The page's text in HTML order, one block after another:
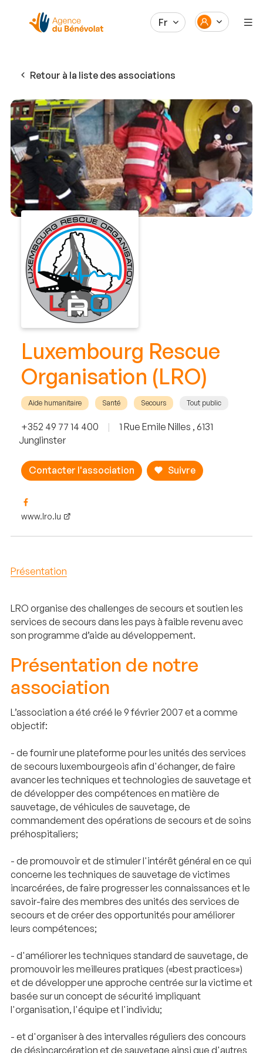
Fr
Retour à la liste des associations
Luxembourg Rescue
Organisation (LRO)
Aide humanitaire Santé Secours Tout public
+352 49 77 14 400 |
1 Rue Emile Nilles , 6131
Junglinster
Contacter l'association Suivre
www.lro.lu
Présentation
LRO organise des challenges de secours et soutien les
services de secours dans les pays à faible revenu avec
son programme d’aide au développement.
Présentation de notre
association
L’association a été créé le 9 février 2007 et a comme
objectif:
- de fournir une plateforme pour les unités des services
de secours luxembourgeois afin d'échanger, de faire
avancer les techniques et technologies de sauvetage et
de développer des compétences en matière de
sauvetage, de véhicules de sauvetage, de
commandement des opérations de secours et de soins
préhospitaliers;
- de promouvoir et de stimuler l'intérêt général en ce qui
concerne les techniques de sauvetage de victimes
incarcérées, de faire progresser les connaissances et le
savoir-faire des membres des unités des services de
secours et de créer des opportunités pour améliorer
leurs compétences;
- d'améliorer les techniques standard de sauvetage, de
promouvoir les meilleures pratiques («best practices»)
et de développer une approche centrée sur la victime et
basée sur un concept de sécurité impliquant
l'organisation, l'équipe et l'individu;
- et d'organiser à des intervalles réguliers des concours
de désincarcération et de sauvetage ainsi que d'autres